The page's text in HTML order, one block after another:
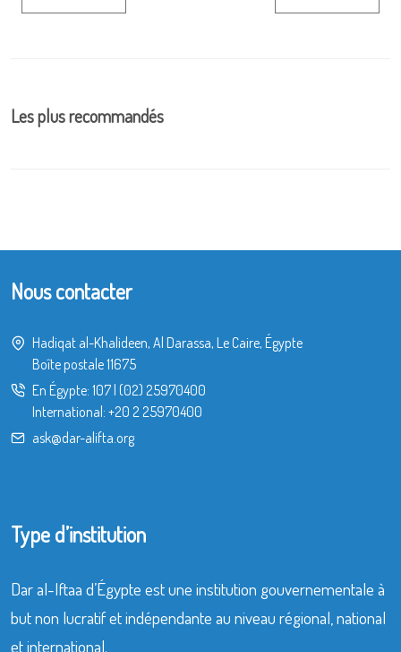
Les plus recommandés
Nous contacter
Hadiqat al-Khalideen, Al Darassa, Le Caire, Égypte
Boîte postale 11675
En Égypte: 107| (02) 25970400
International: +20 2 25970400
ask@dar-alifta.org
Type d’institution
Dar al-Iftaa d’Égypte est une institution gouvernementale à
but non lucratif et indépendante au niveau régional, national
et international.